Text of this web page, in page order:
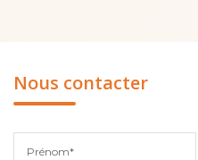
Nous contacter
Prénom*